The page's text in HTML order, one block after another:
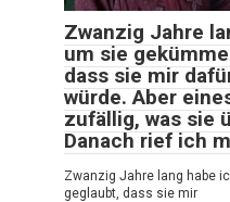
Zwanzig Jahre
um sie
dass sie mir
würde. Aber
zufällig, was sie
Danach rief ich
Zwanzig Jahre lang habe
geglaubt, dass sie mir